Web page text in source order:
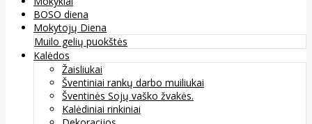
BOSO diena
Mokytojų Diena
Muilo gelių puokštės
Kalėdos
Žaisliukai
Šventiniai rankų darbo muiliukai
Šventinės Sojų vaško žvakės.
Kalėdiniai rinkiniai